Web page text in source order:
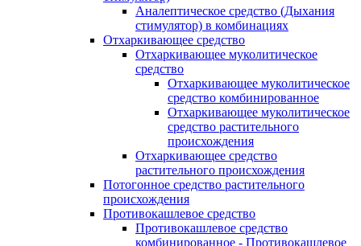
Аналептическое средство (Дыхания
стимулятор) в комбинациях
Отхаркивающее средство
Отхаркивающее муколитическое
средство
Отхаркивающее муколитическое
средство комбинированное
Отхаркивающее муколитическое
средство растительного
происхождения
Отхаркивающее средство
растительного происхождения
Потогонное средство растительного
происхождения
Противокашлевое средство
Противокашлевое средство
комбинированное - Противокашлевое